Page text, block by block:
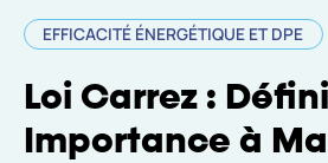
EFFICACITÉ ÉNERGÉTIQUE ET DPE
Loi Carrez :
Importance à